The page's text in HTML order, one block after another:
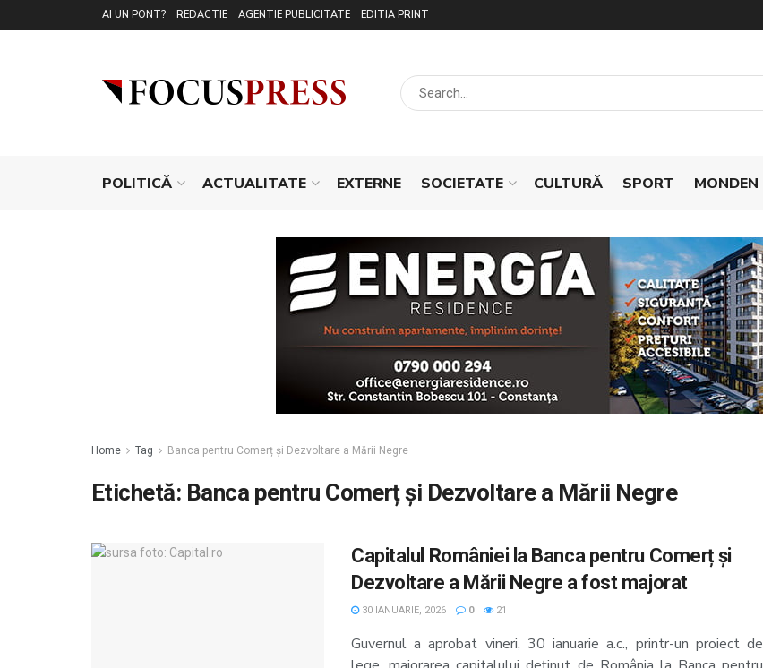
AI UN PONT? REDACTIE AGENTIE PUBLICITATE EDITIA PRINT
POLITICĂ ACTUALITATE EXTERNE SOCIETATE CULTURĂ SPORT MONDEN
Home Tag Banca pentru Comerț și Dezvoltare a Mării Negre
Etichetă: Banca pentru Comerț și Dezvoltare a Mării Negre
Capitalul României la Banca pentru Comerț și
Dezvoltare a Mării Negre a fost majorat
30 IANUARIE, 2026 0 21
Guvernul a aprobat vineri, 30 ianuarie a.c., printr-un proiect de